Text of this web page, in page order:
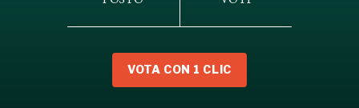
VOTA CON 1 CLIC